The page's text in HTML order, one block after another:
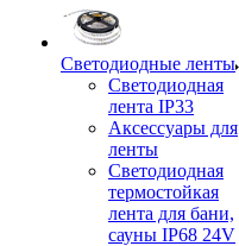
Светодиодные ленты
Светодиодная
лента IP33
Аксессуары для
ленты
Светодиодная
термостойкая
лента для бани,
сауны IP68 24V